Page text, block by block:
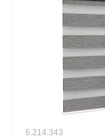
6.214.343